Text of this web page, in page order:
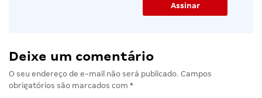
Deixe um comentário
O seu endereço de e-mail não será publicado. Campos
obrigatórios são marcados com *